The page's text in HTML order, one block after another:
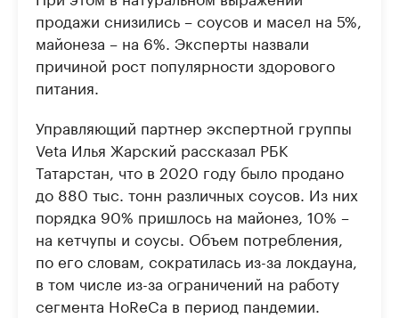
продажи снизились – соусов и масел на 5%,
майонеза – на 6%. Эксперты назвали
причиной рост популярности здорового
питания.
Управляющий партнер экспертной группы
Veta Илья Жарский рассказал РБК
Татарстан, что в 2020 году было продано
до 880 тыс. тонн различных соусов. Из них
порядка 90% пришлось на майонез, 10% –
на кетчупы и соусы. Объем потребления,
по его словам, сократилась из-за локдауна,
в том числе из-за ограничений на работу
сегмента HoReCa в период пандемии.